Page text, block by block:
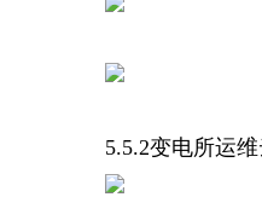
5.5.2变电所运